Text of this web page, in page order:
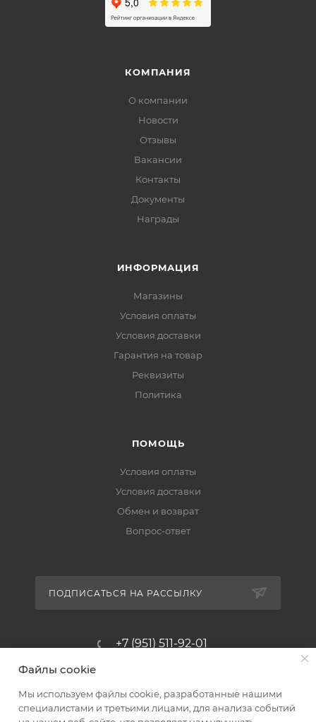
КОМПАНИЯ
О компании
Новости
Отзывы
Вакансии
Контакты
Документы
Награды
ИНФОРМАЦИЯ
Магазины
Условия оплаты
Условия доставки
Гарантия на товар
Реквизиты
Политика
ПОМОЩЬ
Условия оплаты
Условия доставки
Обмен и возврат
Вопрос-ответ
ПОДПИСАТЬСЯ НА РАССЫЛКУ
+7 (951) 511-92-01
Магазин-склад ТЦ "Альтус"
Ростовская обл, Аксайский р-н,
Файлы cookie
Мы используем файлы cookie, разработанные нашими
специалистами и третьими лицами, для анализа событий